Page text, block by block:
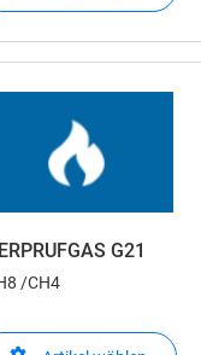
G21
/CH4